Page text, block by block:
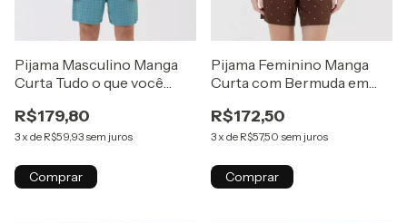
Pijama Masculino Manga
Curta Tudo o que você
simples
R$179,80
3x de R$59,93 sem juros
Comprar
Pijama Feminino Manga
Curta com Bermuda em
Marrom
R$172,50
3x de R$57,50 sem juros
Comprar